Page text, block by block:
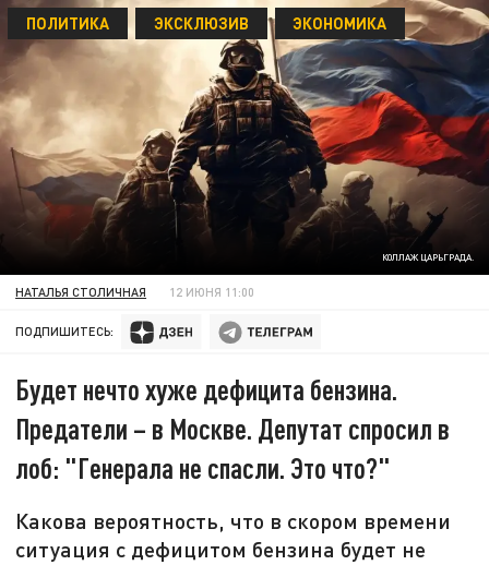
КОЛЛАЖ ЦАРЬГРАДА.
ПОЛИТИКА ЭКСКЛЮЗИВ ЭКОНОМИКА
НАТАЛЬЯ СТОЛИЧНАЯ 12 ИЮНЯ 11:00
ПОДПИШИТЕСЬ:
Будет нечто хуже дефицита бензина.
Предатели – в Москве. Депутат спросил в
лоб: "Генерала не спасли. Это что?"
Какова вероятность, что в скором времени
ситуация с дефицитом бензина будет не